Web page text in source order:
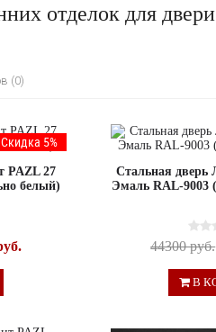
отделок для
(0)
Скидка 5%
PAZL 27
белый)
Стальная дверь
Эмаль RAL-9003
44300 руб.
В